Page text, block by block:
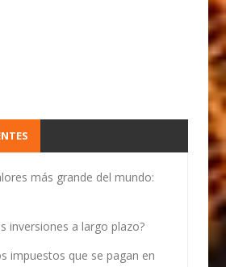
más grande del mundo:
inversiones a largo plazo?
impuestos que se pagan en